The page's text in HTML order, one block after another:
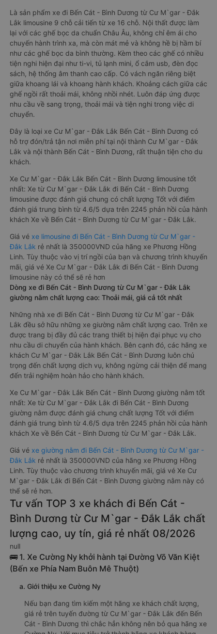
Là sản phẩm xe đi Bến Cát - Bình Dương từ Cư M`gar - Đắk
Lắk limousine 9 chỗ cải tiến từ xe 16 chỗ. Nội thất được làm
lại với các ghế bọc da chuẩn Châu Âu, không chỉ êm ái cho
chuyến hành trình xa, mà còn mát mẻ và không hề bị hầm bí
như các ghế bọc da bình thường. Kèm theo các ghế có nhiều
tiện nghi hiện đại như ti-vi, tủ lạnh mini, ổ cắm usb, đèn đọc
sách, hệ thống âm thanh cao cấp. Có vách ngăn riêng biệt
giữa khoang lái và khoang hành khách. Khoảng cách giữa các
ghế ngồi rất thoải mái, không nhồi nhét. Luôn đáp ứng được
nhu cầu về sang trọng, thoải mái và tiện nghi trong việc di
chuyển.
Đây là loại xe Cư M`gar - Đắk Lắk Bến Cát - Bình Dương có
hỗ trợ đón/trả tận nơi miễn phí tại nội thành Cư M`gar - Đắk
Lắk và nội thành Bến Cát - Bình Dương, rất thuận tiện cho du
khách.
Xe Cư M`gar - Đắk Lắk Bến Cát - Bình Dương limousine tốt
nhất: Xe từ Cư M`gar - Đắk Lắk đi Bến Cát - Bình Dương
limousine được đánh giá chung có chất lượng Tốt với điểm
đánh giá trung bình từ 4.6/5 dựa trên 2245 phản hồi của hành
khách Xe về Bến Cát - Bình Dương từ Cư M`gar - Đắk Lắk.
Giá vé xe limousine đi Bến Cát - Bình Dương từ Cư M`gar -
Đắk Lắk rẻ nhất là 350000VND của hãng xe Phương Hồng
Linh. Tùy thuộc vào vị trí ngồi của bạn và chương trình khuyến
mãi, giá vé Xe Cư M`gar - Đắk Lắk đi Bến Cát - Bình Dương
limousine này có thể sẽ rẻ hơn
Dòng xe đi Bến Cát - Bình Dương từ Cư M`gar - Đắk Lắk
giường nằm chất lượng cao: Thoải mái, giá cả tốt nhất
Những nhà xe đi Bến Cát - Bình Dương từ Cư M`gar - Đắk
Lắk đều sở hữu những xe giường nằm chất lượng cao. Trên xe
được trang bị đầy đủ các trang thiết bị hiện đại phục vụ cho
nhu cầu di chuyển của hành khách. Bên cạnh đó, các hãng xe
khách Cư M`gar - Đắk Lắk Bến Cát - Bình Dương luôn chú
trọng đến chất lượng dịch vụ, không ngừng cải thiện để mang
đến trải nghiệm hoàn hảo cho hành khách.
Xe Cư M`gar - Đắk Lắk Bến Cát - Bình Dương giường nằm tốt
nhất: Xe từ Cư M`gar - Đắk Lắk đi Bến Cát - Bình Dương
giường nằm được đánh giá chung chất lượng Tốt với điểm
đánh giá trung bình từ 4.6/5 dựa trên 2245 phản hồi của hành
khách Xe về Bến Cát - Bình Dương từ Cư M`gar - Đắk Lắk.
Giá vé xe giường nằm đi Bến Cát - Bình Dương từ Cư M`gar -
Đắk Lắk rẻ nhất là 350000VND của hãng xe Phương Hồng
Linh. Tùy thuộc vào chương trình khuyến mãi, giá vé Xe Cư
M`gar - Đắk Lắk đi Bến Cát - Bình Dương giường nằm này có
thể sẽ rẻ hơn.
Tư vấn TOP 3 xe khách đi Bến Cát -
Bình Dương từ Cư M`gar - Đắk Lắk chất
lượng cao, uy tín, giá rẻ nhất 08/2026
null
🚌 1. Xe Cường Ny khởi hành tại Đường Võ Văn Kiệt
(Bến xe Phía Nam Buôn Mê Thuột)
a. Giới thiệu xe Cường Ny
Nếu bạn đang tìm kiếm một hãng xe khách chất lượng,
giá rẻ trên tuyến đường từ Cư M`gar - Đắk Lắk đến Bến
Cát - Bình Dương thì chắc hẳn không nên bỏ qua hãng xe